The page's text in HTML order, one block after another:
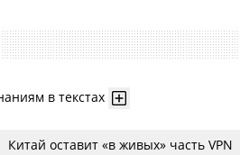
в текстах
Китай оставит «в живых» часть VPN